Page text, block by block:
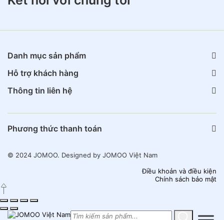
Danh mục sản phẩm
Hỗ trợ khách hàng
Thông tin liên hệ
Phương thức thanh toán
© 2024 JOMOO. Designed by JOMOO Việt Nam
Điều khoản và điều kiện
Chính sách bảo mật